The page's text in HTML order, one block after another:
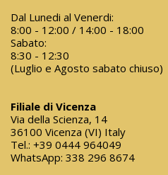
Dal Lunedi al Venerdi:
8:00 - 12:00 / 14:00 - 18:00
Sabato:
8:30 - 12:30
(Luglio e Agosto sabato chiuso)
Filiale di Vicenza
Via della Scienza, 14
36100 Vicenza (VI) Italy
Tel.: +39 0444 964049
WhatsApp: 338 296 8674